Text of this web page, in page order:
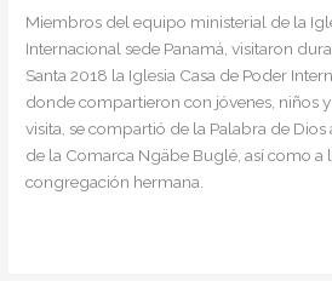
Miembros del equipo ministerial de la
Internacional sede Panamá, visitaron
Santa 2018 la Iglesia Casa de Poder
donde compartieron con jóvenes, niños
visita, se compartió de la Palabra de Dios
de la Comarca Ngäbe Buglé, así como a
congregación hermana.